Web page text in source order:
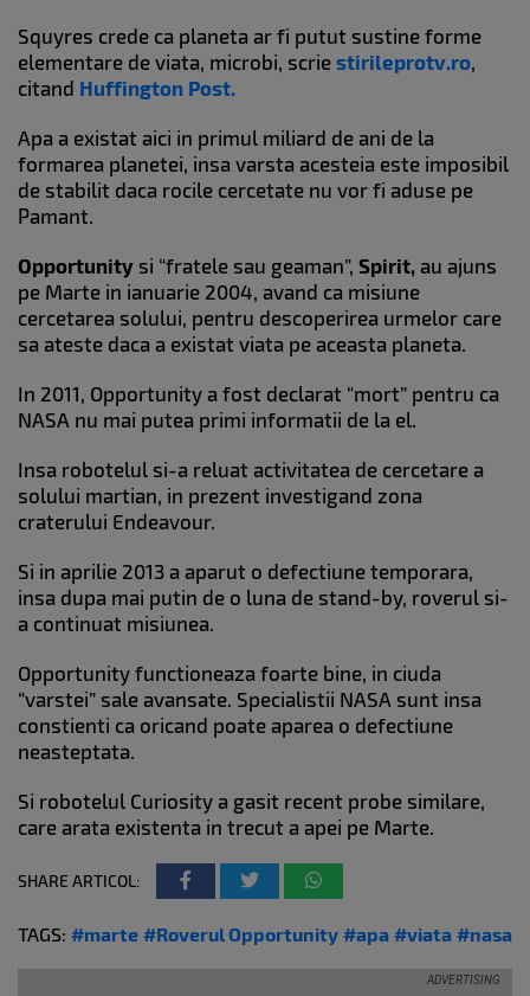
Squyres crede ca planeta ar fi putut sustine forme
elementare de viata, microbi, scrie stirileprotv.ro,
citand Huffington Post.
Apa a existat aici in primul miliard de ani de la
formarea planetei, insa varsta acesteia este imposibil
de stabilit daca rocile cercetate nu vor fi aduse pe
Pamant.
Opportunity si “fratele sau geaman”, Spirit, au ajuns
pe Marte in ianuarie 2004, avand ca misiune
cercetarea solului, pentru descoperirea urmelor care
sa ateste daca a existat viata pe aceasta planeta.
In 2011, Opportunity a fost declarat “mort” pentru ca
NASA nu mai putea primi informatii de la el.
Insa robotelul si-a reluat activitatea de cercetare a
solului martian, in prezent investigand zona
craterului Endeavour.
Si in aprilie 2013 a aparut o defectiune temporara,
insa dupa mai putin de o luna de stand-by, roverul si-
a continuat misiunea.
Opportunity functioneaza foarte bine, in ciuda
“varstei” sale avansate. Specialistii NASA sunt insa
constienti ca oricand poate aparea o defectiune
neasteptata.
Si robotelul Curiosity a gasit recent probe similare,
care arata existenta in trecut a apei pe Marte.
SHARE ARTICOL:
TAGS: #marte #Roverul Opportunity #apa #viata #nasa